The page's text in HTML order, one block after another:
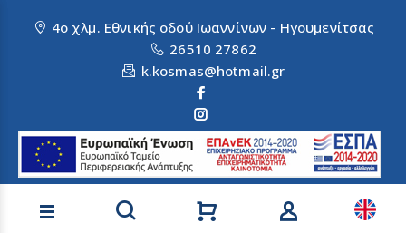
4ο χλμ. Εθνικής οδού Ιωαννίνων - Ηγουμενίτσας
26510 27862
k.kosmas@hotmail.gr
Αναζήτηση προϊόντων